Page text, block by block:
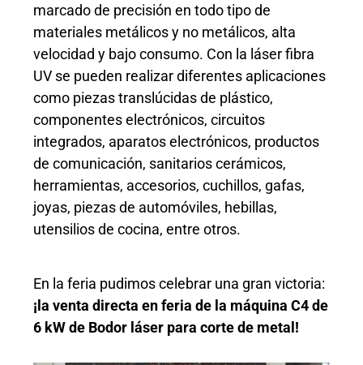
marcado de precisión en todo tipo de
materiales metálicos y no metálicos, alta
velocidad y bajo consumo. Con la láser fibra
UV se pueden realizar diferentes aplicaciones
como piezas translúcidas de plástico,
componentes electrónicos, circuitos
integrados, aparatos electrónicos, productos
de comunicación, sanitarios cerámicos,
herramientas, accesorios, cuchillos, gafas,
joyas, piezas de automóviles, hebillas,
utensilios de cocina, entre otros.
En la feria pudimos celebrar una gran victoria:
¡la venta directa en feria de la máquina C4 de
6 kW de Bodor láser para corte de metal!